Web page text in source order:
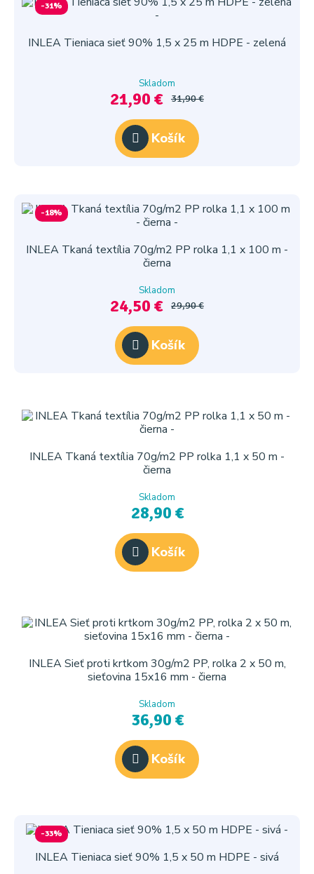
-31%
INLEA Tieniaca sieť 90% 1,5 x 25 m HDPE - zelená
Skladom
21,90 € 31,90 €
Košík
-18%
INLEA Tkaná textília 70g/m2 PP rolka 1,1 x 100 m -
čierna
Skladom
24,50 € 29,90 €
Košík
INLEA Tkaná textília 70g/m2 PP rolka 1,1 x 50 m -
čierna
Skladom
28,90 €
Košík
INLEA Sieť proti krtkom 30g/m2 PP, rolka 2 x 50 m,
sieťovina 15x16 mm - čierna
Skladom
36,90 €
Košík
-33%
INLEA Tieniaca sieť 90% 1,5 x 50 m HDPE - sivá